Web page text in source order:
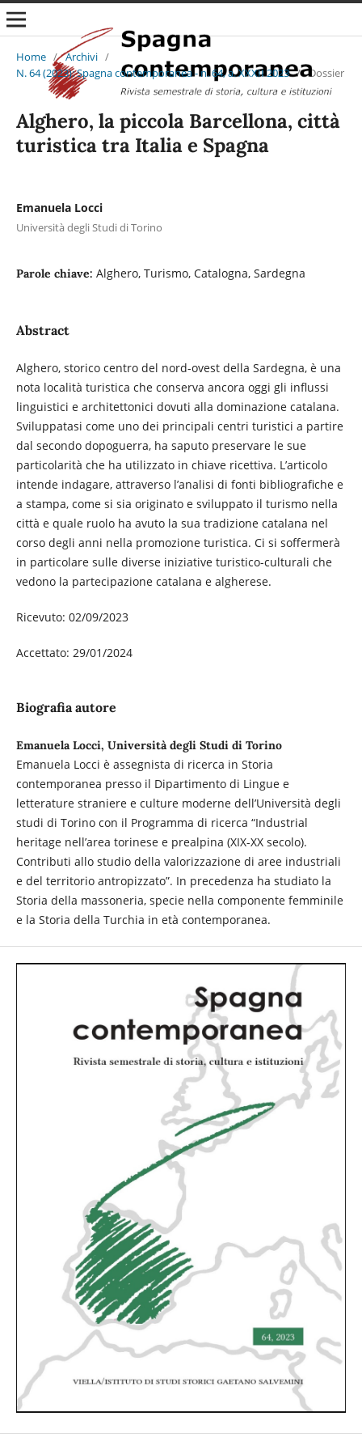
Home / Archivi /
N. 64 (2023): Spagna contemporanea - n. 64, a. XXXII 2023 / Dossier
Alghero, la piccola Barcellona, città
turistica tra Italia e Spagna
Emanuela Locci
Università degli Studi di Torino
Parole chiave: Alghero, Turismo, Catalogna, Sardegna
Abstract
Alghero, storico centro del nord-ovest della Sardegna, è una
nota località turistica che conserva ancora oggi gli influssi
linguistici e architettonici dovuti alla dominazione catalana.
Sviluppatasi come uno dei principali centri turistici a partire
dal secondo dopoguerra, ha saputo preservare le sue
particolarità che ha utilizzato in chiave ricettiva. L’articolo
intende indagare, attraverso l’analisi di fonti bibliografiche e
a stampa, come si sia originato e sviluppato il turismo nella
città e quale ruolo ha avuto la sua tradizione catalana nel
corso degli anni nella promozione turistica. Ci si soffermerà
in particolare sulle diverse iniziative turistico-culturali che
vedono la partecipazione catalana e algherese.
Ricevuto: 02/09/2023
Accettato: 29/01/2024
Biografia autore
Emanuela Locci, Università degli Studi di Torino
Emanuela Locci è assegnista di ricerca in Storia
contemporanea presso il Dipartimento di Lingue e
letterature straniere e culture moderne dell’Università degli
studi di Torino con il Programma di ricerca “Industrial
heritage nell’area torinese e prealpina (XIX-XX secolo).
Contributi allo studio della valorizzazione di aree industriali
e del territorio antropizzato”. In precedenza ha studiato la
Storia della massoneria, specie nella componente femminile
e la Storia della Turchia in età contemporanea.